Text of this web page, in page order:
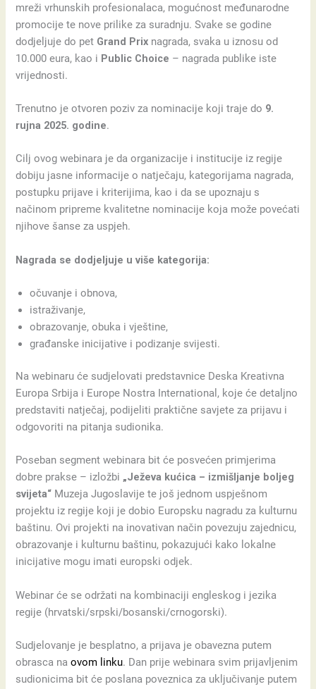
mreži vrhunskih profesionalaca, mogućnost međunarodne
promocije te nove prilike za suradnju. Svake se godine
dodjeljuje do pet Grand Prix nagrada, svaka u iznosu od
10.000 eura, kao i Public Choice – nagrada publike iste
vrijednosti.
Trenutno je otvoren poziv za nominacije koji traje do 9.
rujna 2025. godine.
Cilj ovog webinara je da organizacije i institucije iz regije
dobiju jasne informacije o natječaju, kategorijama nagrada,
postupku prijave i kriterijima, kao i da se upoznaju s
načinom pripreme kvalitetne nominacije koja može povećati
njihove šanse za uspjeh.
Nagrada se dodjeljuje u više kategorija:
očuvanje i obnova,
istraživanje,
obrazovanje, obuka i vještine,
građanske inicijative i podizanje svijesti.
Na webinaru će sudjelovati predstavnice Deska Kreativna
Europa Srbija i Europe Nostra International, koje će detaljno
predstaviti natječaj, podijeliti praktične savjete za prijavu i
odgovoriti na pitanja sudionika.
Poseban segment webinara bit će posvećen primjerima
dobre prakse – izložbi „Ježeva kućica – izmišljanje boljeg
svijeta“ Muzeja Jugoslavije te još jednom uspješnom
projektu iz regije koji je dobio Europsku nagradu za kulturnu
baštinu. Ovi projekti na inovativan način povezuju zajednicu,
obrazovanje i kulturnu baštinu, pokazujući kako lokalne
inicijative mogu imati europski odjek.
Webinar će se održati na kombinaciji engleskog i jezika
regije (hrvatski/srpski/bosanski/crnogorski).
Sudjelovanje je besplatno, a prijava je obavezna putem
obrasca naovom linku. Dan prije webinara svim prijavljenim
sudionicima bit će poslana poveznica za uključivanje putem